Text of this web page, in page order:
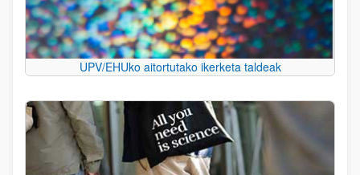
UPV/EHUko aitortutako ikerketa taldeak